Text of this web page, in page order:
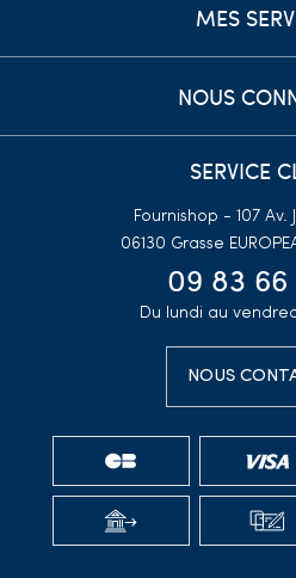
MES
NOUS
SERVICE
Fournishop - 107
06130 Grasse
09 83 66
Du lundi au
NOUS